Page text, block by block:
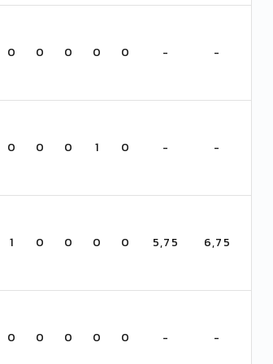
0 0 0 0 0 - -
0 0 0 1 0 - -
1 0 0 0 0 5,75 6,75
0 0 0 0 0 - -